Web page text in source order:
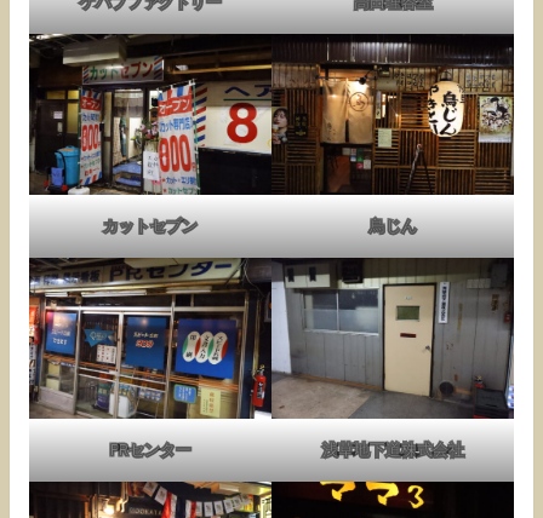
カットセブン 鳥じん
PRセンター 浅草地下道株式会社